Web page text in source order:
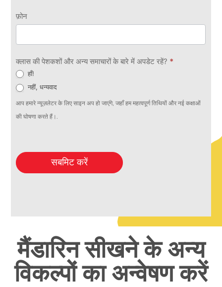
फ़ोन
क्लास की पेशकशों और अन्य समाचारों के बारे में अपडेट रहें? *
हाँ!
नहीं, धन्यवाद
आप हमारे न्यूज़लेटर के लिए साइन अप हो जाएंगे, जहाँ हम महत्वपूर्ण तिथियों और नई कक्षाओं
की घोषणा करते हैं।.
सबमिट करें
मैंडारिन सीखने के अन्य
विकल्पों का अन्वेषण करें